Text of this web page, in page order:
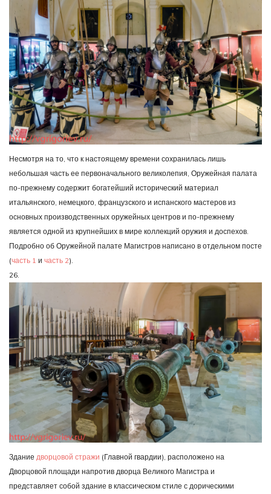
Несмотря на то, что к настоящему времени сохранилась лишь
небольшая часть ее первоначального великолепия, Оружейная палата
по-прежнему содержит богатейший исторический материал
итальянского, немецкого, французского и испанского мастеров из
основных производственных оружейных центров и по-прежнему
является одной из крупнейших в мире коллекций оружия и доспехов.
Подробно об Оружейной палате Магистров написано в отдельном посте
(часть 1 и часть 2).
26.
Здание дворцовой стражи (Главной гвардии), расположено на
Дворцовой площади напротив дворца Великого Магистра и
представляет собой здание в классическом стиле с дорическими